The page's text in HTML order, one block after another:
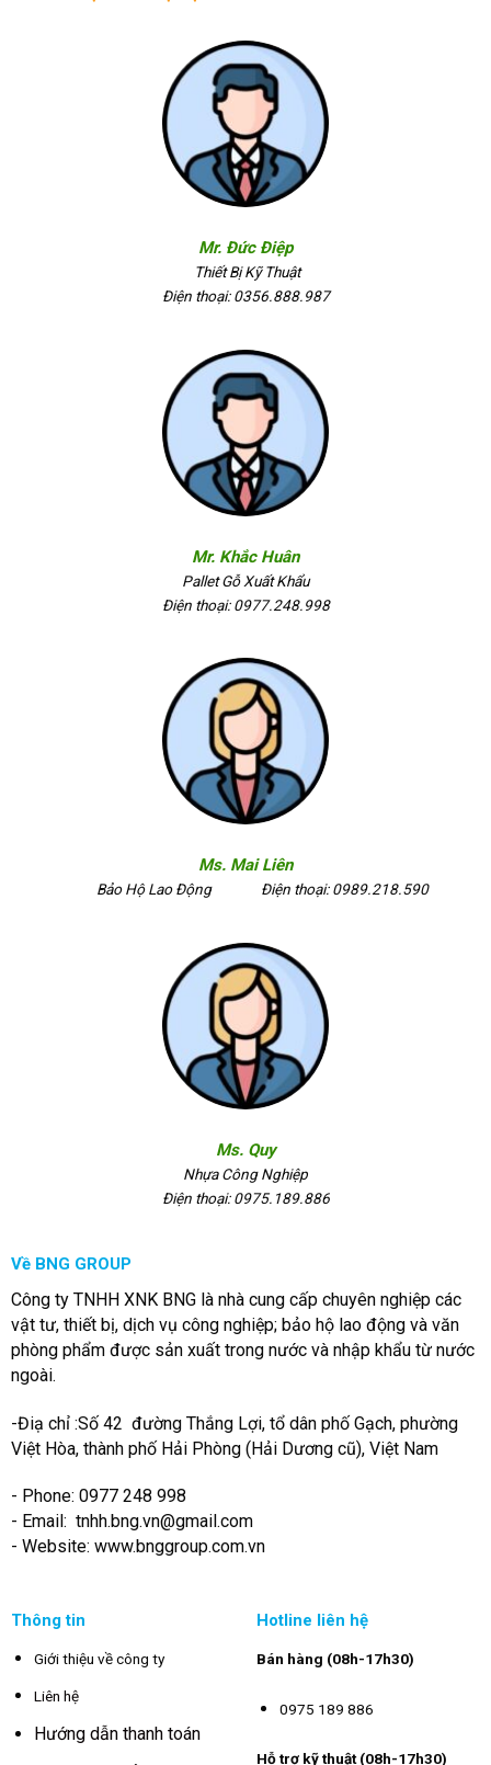
Mr. Đức Điệp
Thiết Bị Kỹ Thuật
Điện thoại: 0356.888.987
Mr. Khắc Huân
Pallet Gỗ Xuất Khẩu
Điện thoại: 0977.248.998
Ms. Mai Liên
Bảo Hộ Lao Động Điện thoại: 0989.218.590
Ms. Quy
Nhựa Công Nghiệp
Điện thoại: 0975.189.886
Về BNG GROUP
Công ty TNHH XNK BNG là nhà cung cấp chuyên nghiệp các
vật tư, thiết bị, dịch vụ công nghiệp; bảo hộ lao động và văn
phòng phẩm được sản xuất trong nước và nhập khẩu từ nước
ngoài.
-Điạ chỉ :Số 42 đường Thắng Lợi, tổ dân phố Gạch, phường
Việt Hòa, thành phố Hải Phòng (Hải Dương cũ), Việt Nam
- Phone: 0977 248 998
- Email: tnhh.bng.vn@gmail.com
- Website: www.bnggroup.com.vn
Thông tin
Giới thiệu về công ty
Liên hệ
Hướng dẫn thanh toán
Hotline liên hệ
Bán hàng (08h-17h30)
0975 189 886
Hỗ trợ kỹ thuật (08h-17h30)